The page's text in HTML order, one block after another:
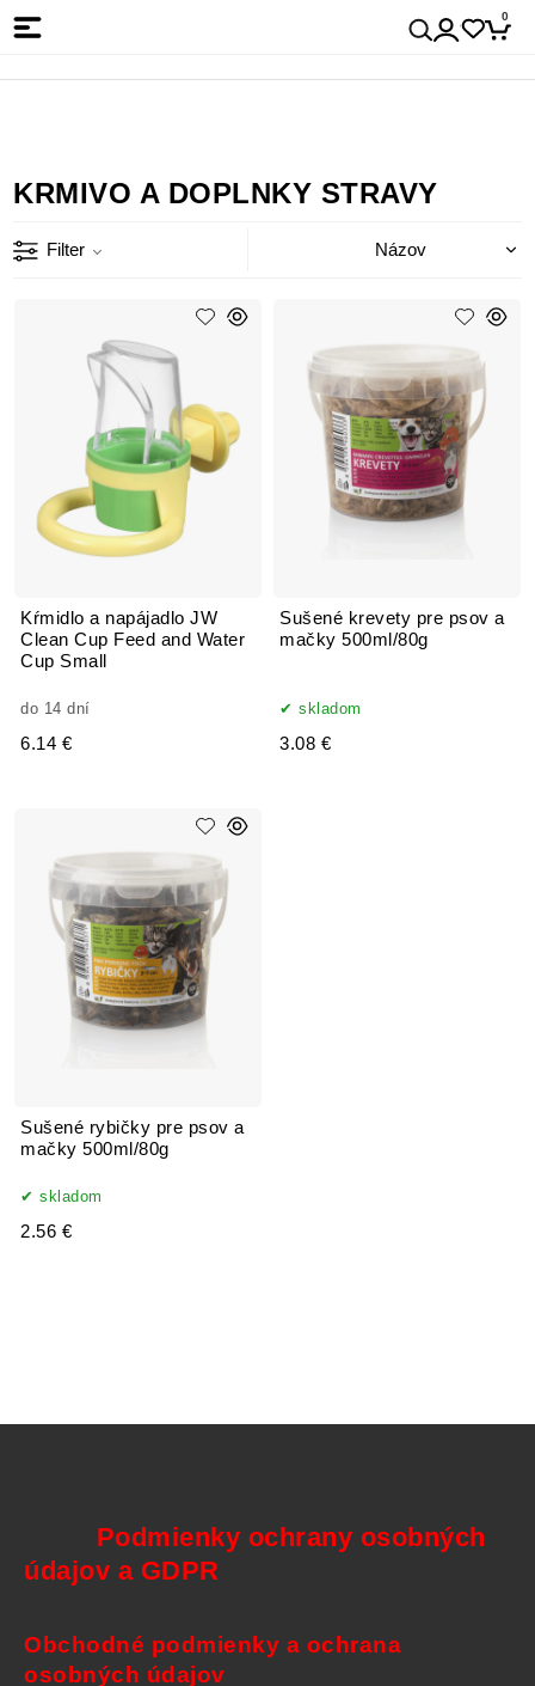
0
KRMIVO A DOPLNKY STRAVY
Filter
Kŕmidlo a napájadlo JW
Clean Cup Feed and Water
Cup Small
do 14 dní
6.14 €
Sušené krevety pre psov a
mačky 500ml/80g
skladom
3.08 €
Sušené rybičky pre psov a
mačky 500ml/80g
skladom
2.56 €
Podmienky ochrany osobných
údajov a GDPR
Obchodné podmienky a ochrana
osobných údajov